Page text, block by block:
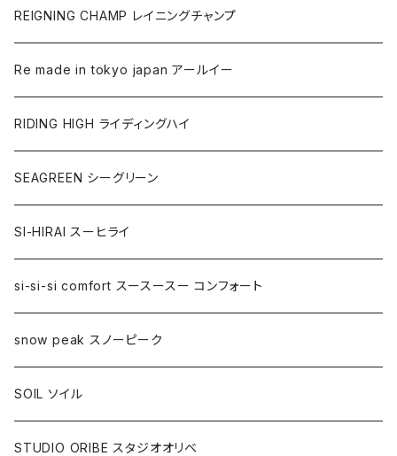
REIGNING CHAMP レイニングチャンプ
Re made in tokyo japan アールイー
RIDING HIGH ライディングハイ
SEAGREEN シーグリーン
SI-HIRAI スーヒライ
si-si-si comfort スースースー コンフォート
snow peak スノーピーク
SOIL ソイル
STUDIO ORIBE スタジオオリベ